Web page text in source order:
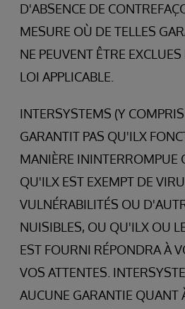
D'ABSENCE DE
MESURE OÙ DE TELLES
NE PEUVENT ÊTRE
LOI APPLICABLE.
INTERSYSTEMS (Y
GARANTIT PAS QU'ILX
MANIÈRE ININTERROMPUE
QU'ILX EST EXEMPT DE
VULNÉRABILITÉS OU
NUISIBLES, OU QU'ILX OU
EST FOURNI RÉPONDRA À
VOS ATTENTES.
AUCUNE GARANTIE QUANT